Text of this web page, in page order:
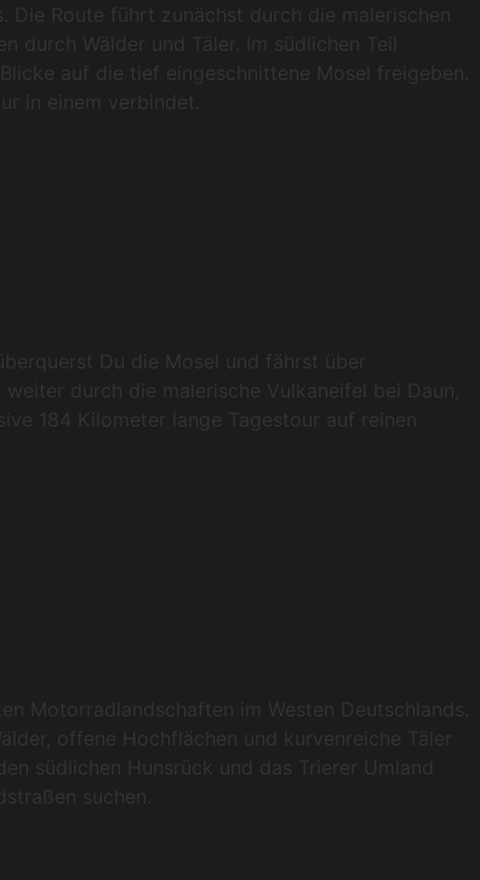
Route führt zunächst durch die malerischen
Wälder und Täler. Im südlichen Teil
auf die tief eingeschnittene Mosel freigeben.
in einem verbindet.
Du die Mosel und fährst über
durch die malerische Vulkaneifel bei Daun,
184 Kilometer lange Tagestour auf reinen
Motorradlandschaften im Westen Deutschlands.
offene Hochflächen und kurvenreiche Täler
südlichen Hunsrück und das Trierer Umland
suchen.